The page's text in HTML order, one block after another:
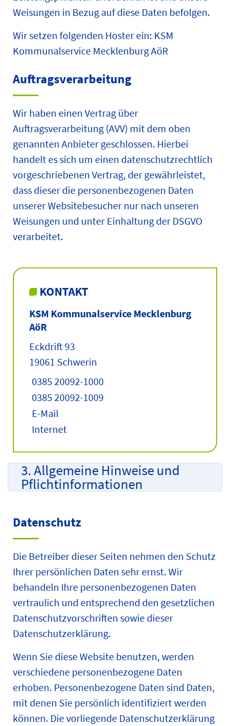
Weisungen in Bezug auf diese Daten befolgen.
Wir setzen folgenden Hoster ein: KSM
Kommunalservice Mecklenburg AöR
Auftragsverarbeitung
Wir haben einen Vertrag über
Auftragsverarbeitung (AVV) mit dem oben
genannten Anbieter geschlossen. Hierbei
handelt es sich um einen datenschutzrechtlich
vorgeschriebenen Vertrag, der gewährleistet,
dass dieser die personenbezogenen Daten
unserer Websitebesucher nur nach unseren
Weisungen und unter Einhaltung der DSGVO
verarbeitet.
KONTAKT
KSM Kommunalservice Mecklenburg
AöR
Eckdrift 93
19061 Schwerin
0385 20092-1000
0385 20092-1009
E-Mail
Internet
3. Allgemeine Hinweise und
Pflicht­informationen
Datenschutz
Die Betreiber dieser Seiten nehmen den Schutz
Ihrer persönlichen Daten sehr ernst. Wir
behandeln Ihre personenbezogenen Daten
vertraulich und entsprechend den gesetzlichen
Datenschutzvorschriften sowie dieser
Datenschutzerklärung.
Wenn Sie diese Website benutzen, werden
verschiedene personenbezogene Daten
erhoben. Personenbezogene Daten sind Daten,
mit denen Sie persönlich identifiziert werden
können. Die vorliegende Datenschutzerklärung